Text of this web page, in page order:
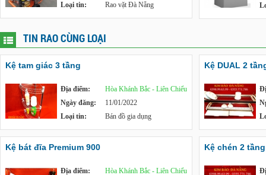
Loại tin:
Rao vặt Đà Nẵng
TIN RAO CÙNG LOẠI
Kệ tam giác 3 tầng
Địa điểm:
Hòa Khánh Bắc - Liên Chiểu
Ngày đăng:
11/01/2022
Loại tin:
Bán đồ gia dụng
Kệ DUAL 2
Kệ bát đĩa Premium 900
Địa điểm:
Hòa Khánh Bắc - Liên Chiểu
Kệ chén 2